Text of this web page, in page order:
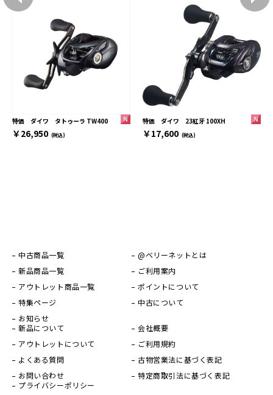
特価 ダイワ タトゥーラ TW400
￥26,950 (税込)
特価 ダイワ 23紅牙 100XH
￥17,600 (税込)
中古商品一覧
新品商品一覧
アウトレット商品一覧
特集ページ
お知らせ
@ベリーネットとは
ご利用案内
ポイントについて
中古について
新品について
アウトレットについて
よくある質問
お問い合わせ
会社概要
ご利用規約
古物営業法に基づく表記
特定商取引法に基づく表記
プライバシーポリシー